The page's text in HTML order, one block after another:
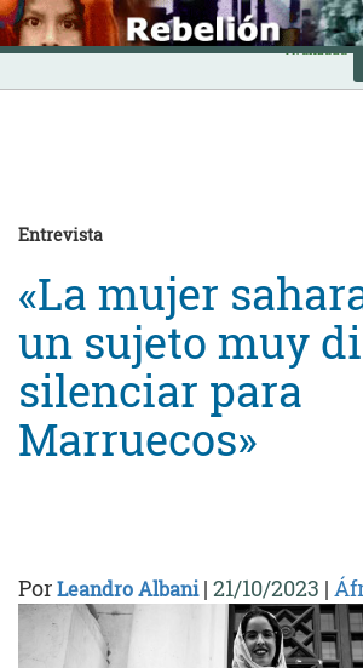
Skip
to
content
INICIO
Avanzada
Entrevista
«La mujer
un sujeto muy
silenciar para
Marruecos»
PorLeandro Albani| 21/10/2023 |